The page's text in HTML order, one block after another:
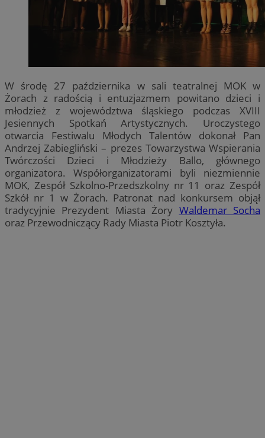
W środę 27 października w sali teatralnej MOK w
Żorach z radością i entuzjazmem powitano dzieci i
młodzież z województwa śląskiego podczas XVIII
Jesiennych Spotkań Artystycznych. Uroczystego
otwarcia Festiwalu Młodych Talentów dokonał Pan
Andrzej Zabiegliński – prezes Towarzystwa Wspierania
Twórczości Dzieci i Młodzieży Ballo, głównego
organizatora. Współorganizatorami byli niezmiennie
MOK, Zespół Szkolno-Przedszkolny nr 11 oraz Zespół
Szkół nr 1 w Żorach. Patronat nad konkursem objął
tradycyjnie Prezydent Miasta Żory Waldemar Socha
oraz Przewodniczący Rady Miasta Piotr Kosztyła.